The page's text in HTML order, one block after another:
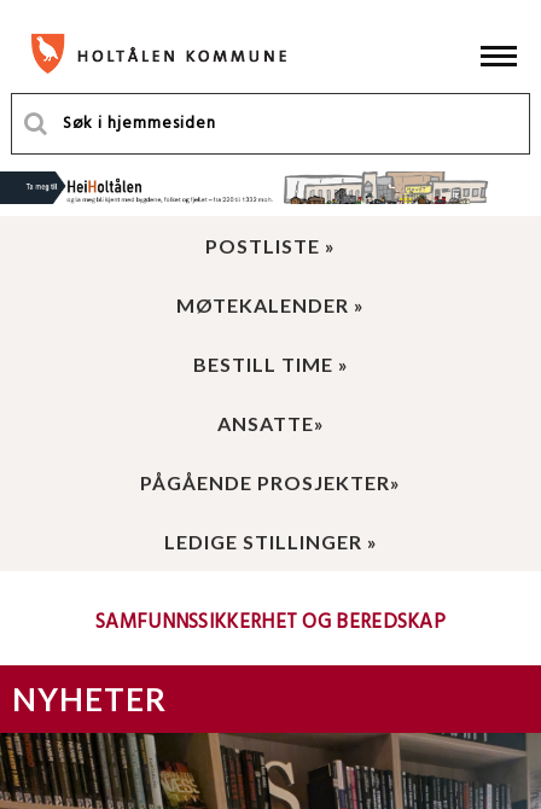
POSTLISTE »
MØTEKALENDER »
BESTILL TIME »
ANSATTE»
PÅGÅENDE PROSJEKTER»
LEDIGE STILLINGER »
SAMFUNNSSIKKERHET OG BEREDSKAP
NYHETER